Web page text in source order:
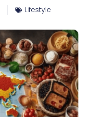
Lifestyle